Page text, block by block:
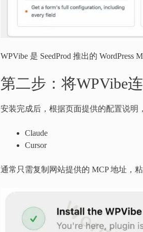
WPVibe 是 SeedProd 推出的 WordPress
第二步：将WPVibe
安装完成后，根据页面提供的配置说明
Claude
Cursor
通常只需复制网站提供的 MCP 地址，